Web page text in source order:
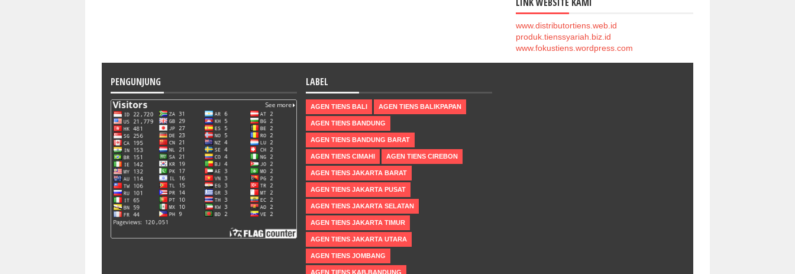
www.distributortiens.web.id
produk.tienssyariah.biz.id
www.fokustiens.wordpress.com
PENGUNJUNG LABEL
AGEN TIENS BALI AGEN TIENS BALIKPAPAN
AGEN TIENS BANDUNG
AGEN TIENS BANDUNG BARAT
AGEN TIENS CIMAHI AGEN TIENS CIREBON
AGEN TIENS JAKARTA BARAT
AGEN TIENS JAKARTA PUSAT
AGEN TIENS JAKARTA SELATAN
AGEN TIENS JAKARTA TIMUR
AGEN TIENS JAKARTA UTARA
AGEN TIENS JOMBANG
AGEN TIENS KAB.BANDUNG